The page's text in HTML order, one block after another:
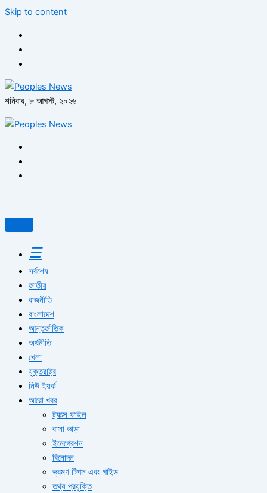
Skip to content
শনিবার, ৮ আগস্ট, ২০২৬
☰
সর্বশেষ
জাতীয়
রাজনীতি
বাংলাদেশ
আন্তর্জাতিক
অর্থনীতি
খেলা
যুক্তরাষ্ট্র
নিউ ইয়র্ক
আরো খবর
ট্যাক্স ফাইল
বাসা ভাড়া
ইমেগ্রেশন
বিনোদন
ভ্রমণ টিপস এবং গাইড
তথ্য প্রযুক্তি